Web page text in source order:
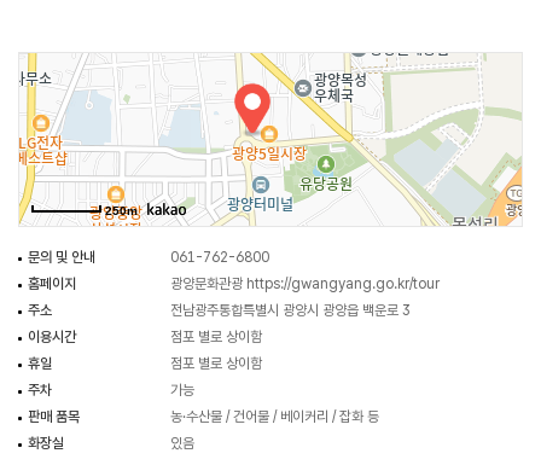
250m
문의 및 안내
061-762-6800
홈페이지
광양문화관광 https://gwangyang.go.kr/tour
주소
전남광주통합특별시 광양시 광양읍 백운로 3
이용시간
점포 별로 상이함
휴일
점포 별로 상이함
주차
가능
판매 품목
농·수산물 / 건어물 / 베이커리 / 잡화 등
화장실
있음